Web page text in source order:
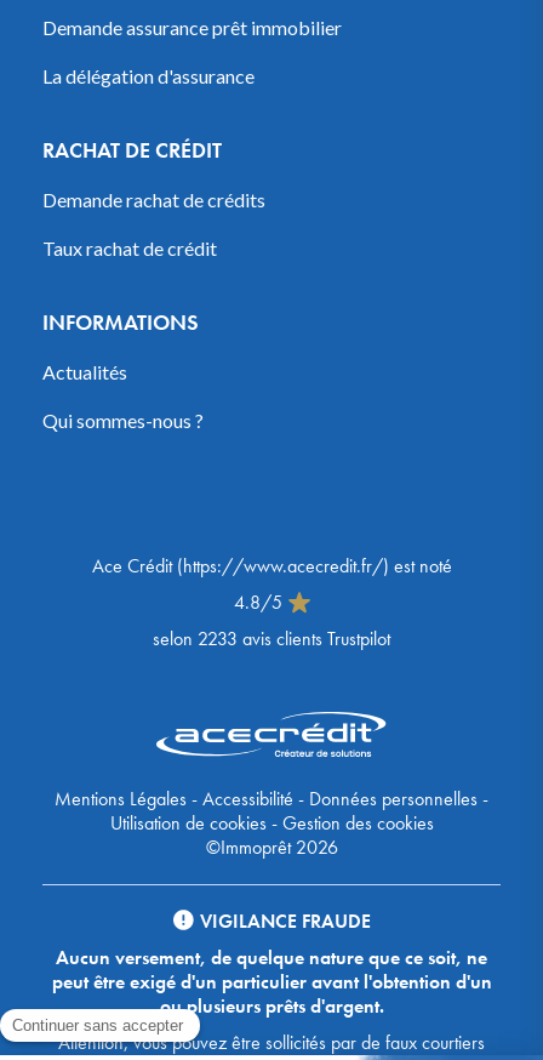
Demande assurance prêt immobilier
La délégation d'assurance
RACHAT DE CRÉDIT
Demande rachat de crédits
Taux rachat de crédit
INFORMATIONS
Actualités
Qui sommes-nous ?
Ace Crédit(https://www.acecredit.fr/) est noté
4.8/5
selon 2233 avis clients Trustpilot
Mentions Légales-Accessibilité - Données personnelles-
Utilisation de cookies-Gestion des cookies
©Immoprêt 2026
VIGILANCE FRAUDE
Aucun versement, de quelque nature que ce soit, ne
peut être exigé d'un particulier avant l'obtention d'un
ou plusieurs prêts d'argent.
Attention, vous pouvez être sollicités par de faux courtiers